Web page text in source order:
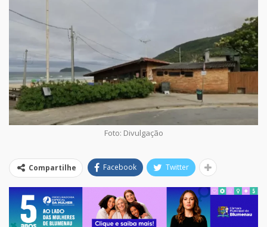
Foto: Divulgação
Compartilhe Facebook Twitter